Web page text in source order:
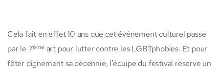
Cela fait en effet 10 ans que cet événement culturel passe
par le 7ème art pour lutter contre les LGBTphobies. Et pour
fêter dignement sa décennie, l’équipe du festival réserve un